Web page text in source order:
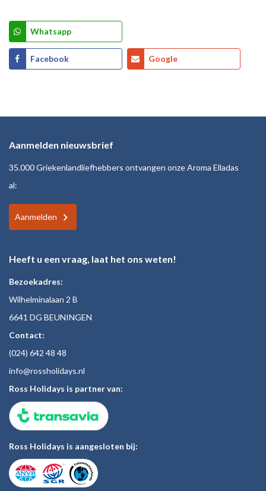
Whatsapp
Facebook Google
Aanmelden nieuwsbrief
35.000 Griekenlandliefhebbers ontvangen onze Aroma Elladas
al:
Aanmelden
Heeft u een vraag, laat het ons weten!
Bezoekadres:
Wilhelminalaan 2 B
6641 DG BEUNINGEN
Contact:
(024) 642 48 48
info@rossholidays.nl
Ross Holidays is partner van:
Ross Holidays is aangesloten bij: